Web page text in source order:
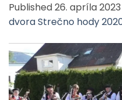
Published26. apríla 2023
dvora Strečno hody